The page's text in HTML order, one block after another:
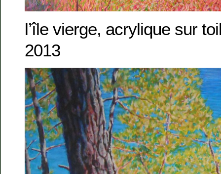
l’île vierge, acrylique sur
2013